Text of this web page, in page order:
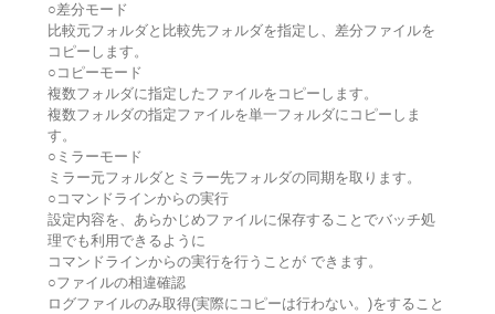
○差分モード
比較元フォルダと比較先フォルダを指定し、差分ファイルを
コピーします。
○コピーモード
複数フォルダに指定したファイルをコピーします。
複数フォルダの指定ファイルを単一フォルダにコピーしま
す。
○ミラーモード
ミラー元フォルダとミラー先フォルダの同期を取ります。
○コマンドラインからの実行
設定内容を、あらかじめファイルに保存することでバッチ処
理でも利用できるように
コマンドラインからの実行を行うことが できます。
○ファイルの相違確認
ログファイルのみ取得(実際にコピーは行わない。)をすること